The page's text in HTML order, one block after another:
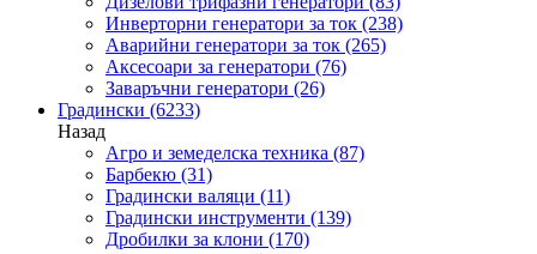
Инверторни генератори за ток (238)
Аварийни генератори за ток (265)
Аксесоари за генератори (76)
Заваръчни генератори (26)
Градински (6233)
Назад
Агро и земеделска техника (87)
Барбекю (31)
Градински валяци (11)
Градински инструменти (139)
Дробилки за клони (170)